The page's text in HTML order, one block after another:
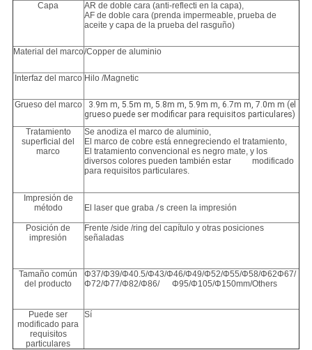
Capa
AR de doble cara (anti-reflecti en la capa),
AF de doble cara (prenda impermeable, prueba de
aceite y capa de la prueba del rasguño)
Material del marco/Copper de aluminio
Interfaz del marco Hilo /Magnetic
Grueso del marco
3.9m m, 5.5m m, 5.8m m, 5.9m m, 6.7m m, 7.0m m (el
grueso puede ser modificar para requisitos particulares)
Tratamiento
superficial del
marco
Se anodiza el marco de aluminio,
El marco de cobre está ennegreciendo el tratamiento,
El tratamiento convencional es negro mate, y los
diversos colores pueden también estar modificado
para requisitos particulares.
Impresión de
método
El laser que graba/s creen la impresión
Posición de
impresión
Frente /side /ring del capítulo y otras posiciones
señaladas
Tamaño común
del producto
Φ37/Φ39/Φ40.5/Φ43/Φ46/Φ49/Φ52/Φ55/Φ58/Φ62Φ67/
Φ72/Φ77/Φ82/Φ86/ Φ95/Φ105/Φ150mm/Others
Puede ser
modificado para
requisitos
particulares
Sí